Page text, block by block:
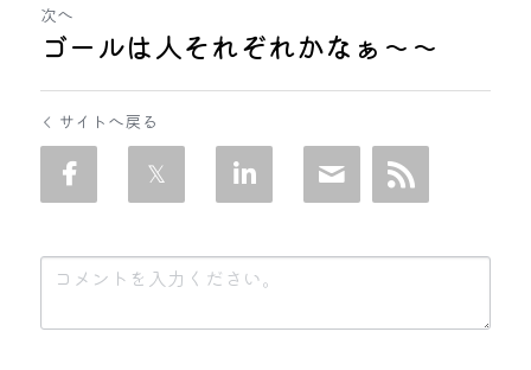
次へ
ゴールは人それぞれかなぁ〜〜
サイトへ戻る